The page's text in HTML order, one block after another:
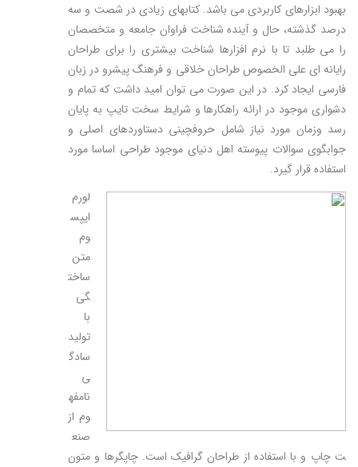
بهبود ابزارهای کاربردی می باشد. کتابهای زیادی در شصت و سه
درصد گذشته، حال و آینده شناخت فراوان جامعه و متخصصان
را می طلبد تا با نرم افزارها شناخت بیشتری را برای طراحان
رایانه ای علی الخصوص طراحان خلاقی و فرهنگ پیشرو در زبان
فارسی ایجاد کرد. در این صورت می توان امید داشت که تمام و
دشواری موجود در ارائه راهکارها و شرایط سخت تایپ به پایان
رسد وزمان مورد نیاز شامل حروفچینی دستاوردهای اصلی و
جوابگوی سوالات پیوسته اهل دنیای موجود طراحی اساسا مورد
استفاده قرار گیرد.
لورم
ایپس
وم
متن
ساخت
گی
با
تولید
سادگ
ی
نامفه
وم از
صنع
ت چاپ و با استفاده از طراحان گرافیک است. چاپگرها و متون